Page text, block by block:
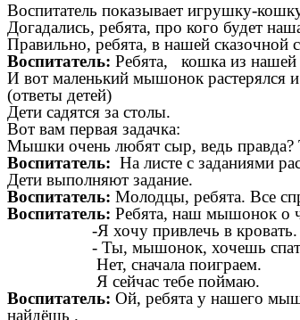
Воспитатель показывает игрушку-
Догадались, ребята, про кого будет
Правильно, ребята, в нашей
Воспитатель: Ребята, кошка из нашей
И вот маленький мышонок растерялся
(ответы детей)
Дети садятся за столы.
Вот вам первая задачка:
Мышки очень любят сыр, ведь правда?
Воспитатель: На листе с заданиями
Дети выполняют задание.
Воспитатель: Молодцы, ребята. Все
Воспитатель: Ребята, наш мышонок о
-Я хочу привлечь в кровать.
- Ты, мышонок, хочешь
Нет, сначала поиграем.
Я сейчас тебе поймаю.
Воспитатель: Ой, ребята у нашего
найдёшь .